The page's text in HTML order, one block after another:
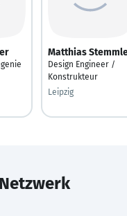
Matthias
Design Engineer /
Konstrukteur
Leipzig